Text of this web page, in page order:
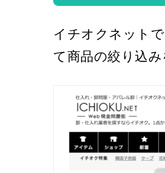
イチオクネット
て商品の絞り込み